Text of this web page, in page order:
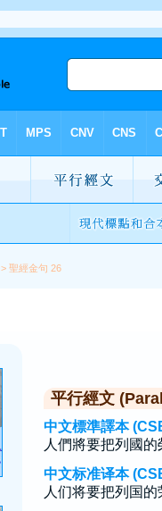
> 聖經金句 26
平行經文
中文標準譯本
人們將要把列國的
中文标准译本
人们将要把列国的